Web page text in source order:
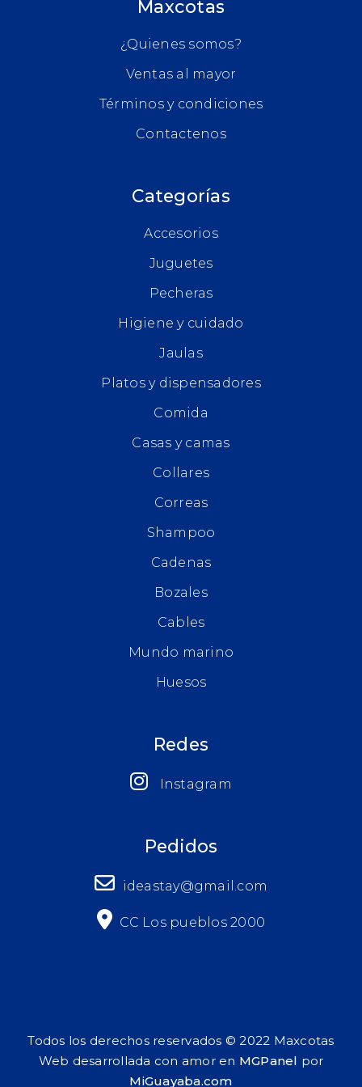
Maxcotas
¿Quienes somos?
Ventas al mayor
Términos y condiciones
Contactenos
Categorías
Accesorios
Juguetes
Pecheras
Higiene y cuidado
Jaulas
Platos y dispensadores
Comida
Casas y camas
Collares
Correas
Shampoo
Cadenas
Bozales
Cables
Mundo marino
Huesos
Redes
Instagram
Pedidos
ideastay@gmail.com
CC Los pueblos 2000
Todos los derechos reservados © 2022 Maxcotas
Web desarrollada con amor en MGPanel por
MiGuayaba.com